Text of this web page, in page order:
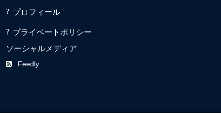
プロフィール
プライベートポリシー
ソーシャルメディア
Feedly